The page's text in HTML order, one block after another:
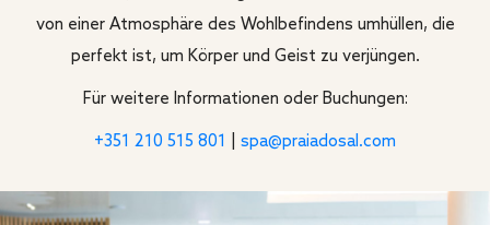
von einer Atmosphäre des Wohlbefindens umhüllen, die
perfekt ist, um Körper und Geist zu verjüngen.
Für weitere Informationen oder Buchungen:
+351 210 515 801 spa@praiadosal.com